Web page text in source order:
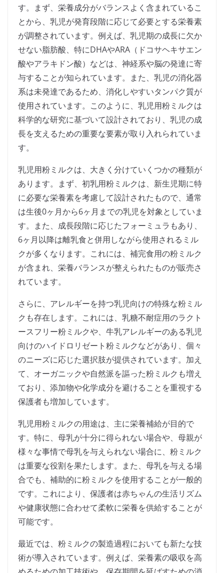
す。まず、栄養成分がバランスよく含まれているこ
とから、乳児が発育段階に応じて必要とする栄養素
が調整されています。例えば、乳児期の成長に欠か
せない脂肪酸、特にDHAやARA（ドコサヘキサエン
酸やアラキドン酸）などは、神経系や脳の発達に寄
与することが知られています。また、乳児の消化器
系は未発達であるため、消化しやすいタンパク質が
使用されています。このように、乳児用粉ミルクは
科学的な研究に基づいて設計されており、乳児の成
長を支えるための重要な要素が取り入れられていま
す。
乳児用粉ミルクは、大きく分けていくつかの種類が
あります。まず、初乳用粉ミルクは、新生児期に特
に必要な栄養素を考慮して設計されたもので、通常
は生後0ヶ月から6ヶ月までの乳児を対象としていま
す。また、成長段階に応じたフォーミュラもあり、
6ヶ月以降は離乳食と併用しながら使用されるミル
クが多くなります。これには、補完食用の粉ミルク
が含まれ、栄養バランスが整えられたものが販売さ
れています。
さらに、アレルギーを持つ乳児向けの特殊な粉ミル
クも存在します。これには、乳糖不耐症用のラクト
ースフリー粉ミルクや、牛乳アレルギーのある乳児
向けのハイドロリゼート粉ミルクなどがあり、個々
のニーズに応じた選択肢が提供されています。加え
て、オーガニックや自然派を謳った粉ミルクも増え
ており、添加物や化学成分を避けることを重視する
保護者も増加しています。
乳児用粉ミルクの用途は、主に栄養補給が目的で
す。特に、母乳が十分に得られない場合や、母親が
様々な事情で母乳を与えられない場合に、粉ミルク
は重要な役割を果たします。また、母乳を与える場
合でも、補助的に粉ミルクを使用することが一般的
です。これにより、保護者は赤ちゃんの生活リズム
や健康状態に合わせて柔軟に栄養を供給することが
可能です。
最近では、粉ミルクの製造過程においても新たな技
術が導入されています。例えば、栄養素の吸収を高